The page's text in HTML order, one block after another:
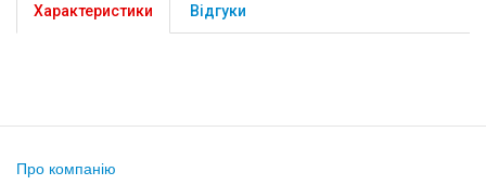
Характеристики Відгуки
Про компанію